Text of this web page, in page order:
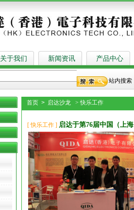
关于我们 新闻资讯 产品中心
站内搜索
首页 > 启达沙龙 > 快乐工作
[ 快乐工作 ] 启达于第76届中国（上